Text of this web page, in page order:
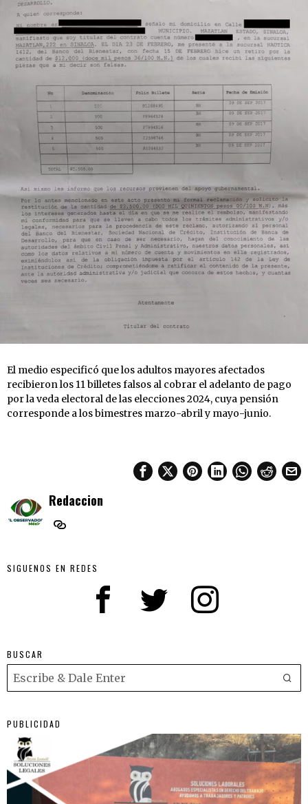
El medio especificó que los adultos mayores afectados
recibieron los 11 billetes falsos al cobrar el adelanto de pago
por la veda electoral de las elecciones 2024, cuya pensión
corresponde a los bimestres marzo-abril y mayo-junio.
Redaccion
SIGUENOS EN REDES
BUSCAR
PUBLICIDAD